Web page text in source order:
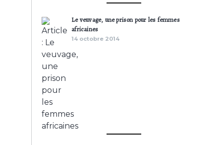
Le veuvage, une prison pour les femmes
africaines
14 octobre 2014